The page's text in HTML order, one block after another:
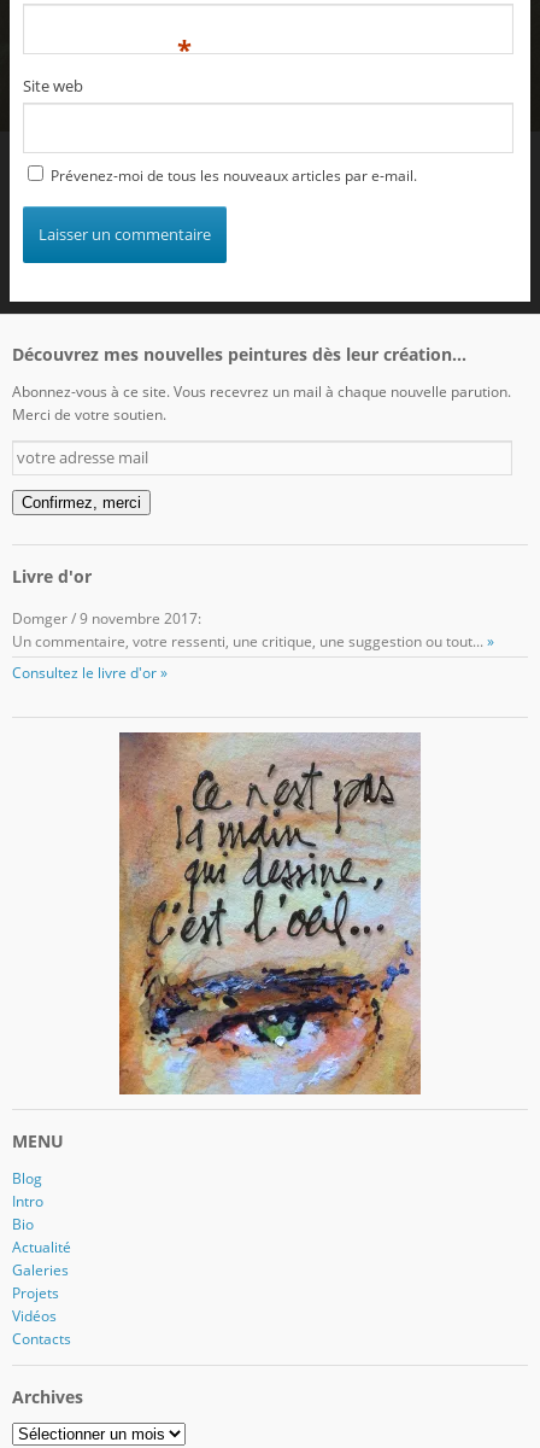
*
Site web
Prévenez-moi de tous les nouveaux articles par e-mail.
Découvrez mes nouvelles peintures dès leur création...
Abonnez-vous à ce site. Vous recevrez un mail à chaque nouvelle parution.
Merci de votre soutien.
votre
adresse
mail
Confirmez, merci
Livre d'or
Domger/9 novembre 2017:
Un commentaire, votre ressenti, une critique, une suggestion ou tout... »
Consultez le livre d'or »
MENU
Blog
Intro
Bio
Actualité
Galeries
Projets
Vidéos
Contacts
Archives
Archives